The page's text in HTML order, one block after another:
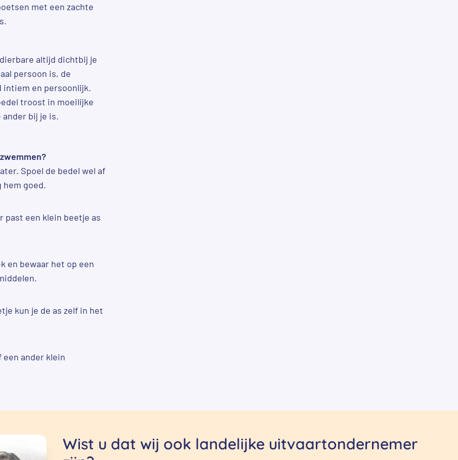
met een zachte
altijd dichtbij je
persoon is, de
intiem en persoonlijk.
troost in moeilijke
bij je is.
Spoel de bedel wel af
goed.
past een klein beetje as
en bewaar het op een
kun je de as zelf in het
een ander klein
Wist u dat wij ook landelijke uitvaartondernemer